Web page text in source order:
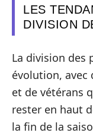
LES
DIVISION
La division des
évolution, avec
et de vétérans
rester en haut
la fin de la